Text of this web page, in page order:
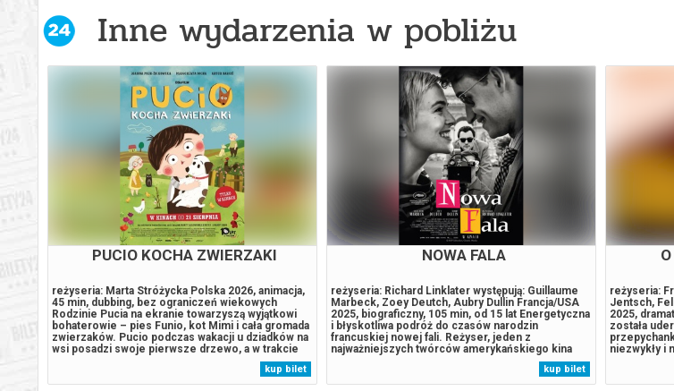
Inne wydarzenia w pobliżu
PUCIO KOCHA ZWIERZAKI
reżyseria: Marta Stróżycka Polska 2026, animacja,
45 min, dubbing, bez ograniczeń wiekowych
Rodzinie Pucia na ekranie towarzyszą wyjątkowi
bohaterowie – pies Funio, kot Mimi i cała gromada
zwierzaków. Pucio podczas wakacji u dziadków na
wsi posadzi swoje pierwsze drzewo, a w trakcie
spaceru w parku wspólnie z Misią wyruszy na misję
ratunkową w poszukiwaniu psa sąsiada. *na
podstawie materiałów dystrybutora*******...
kup bilet
NOWA FALA
reżyseria: Richard Linklater występują: Guillaume
Marbeck, Zoey Deutch, Aubry Dullin Francja/USA
2025, biograficzny, 105 min, od 15 lat Energetyczna
i błyskotliwa podróż do czasów narodzin
francuskiej nowej fali. Reżyser, jeden z
najważniejszych twórców amerykańskiego kina
niezależnego, składa hołd Godardowi i całemu
pokoleniu artystów, którzy odmienili oblicze
światowego kina. Film o pasji, wolności...
kup bilet
reżyseria:
Jentsch,
2025,
została
niezwykły i
wszystkie
przy
coś za